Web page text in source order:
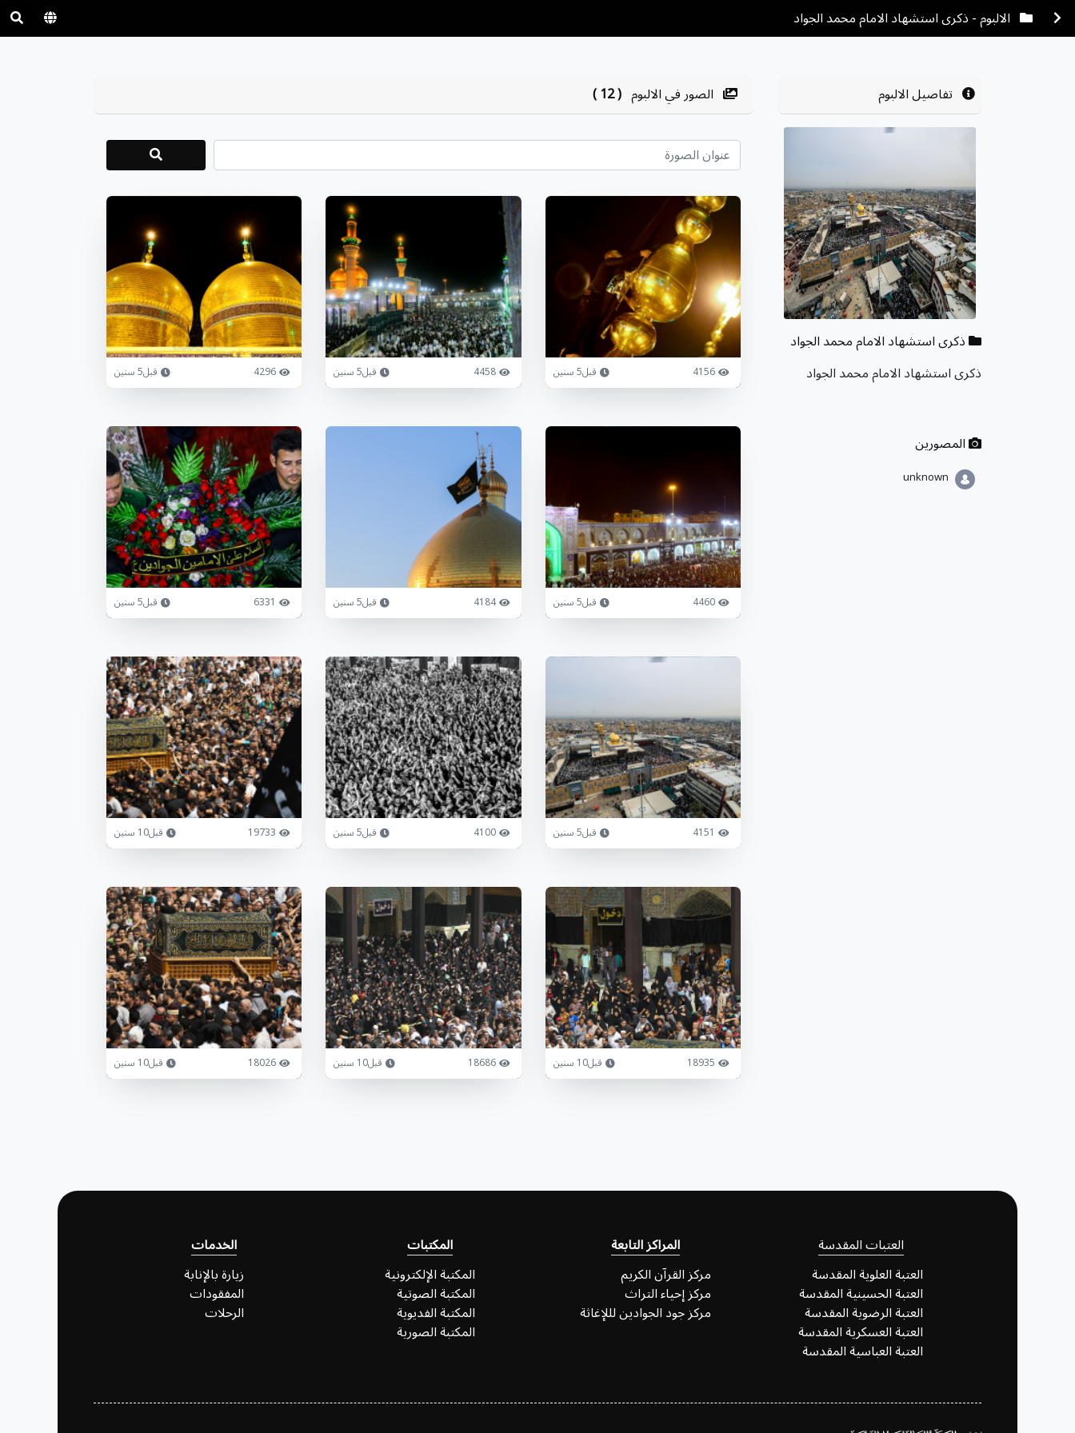
الالبوم - ذكرى استشهاد الامام محمد الجواد
تفاصيل الالبوم
ذكرى استشهاد الامام محمد الجواد
ذكرى استشهاد الامام محمد الجواد
المصورين
unknown
الصور في الالبوم ( 12 )
4156 قبل5 سنين 4458 قبل5 سنين 4296 قبل5 سنين
4460 قبل5 سنين 4184 قبل5 سنين 6331 قبل5 سنين
4151 قبل5 سنين 4100 قبل5 سنين 19733 قبل10 سنين
18935 قبل10 سنين 18686 قبل10 سنين 18026 قبل10 سنين
العتبات المقدسة
العتبة العلوية المقدسة
العتبة الحسينية المقدسة
العتبة الرضوية المقدسة
العتبة العسكرية المقدسة
العتبة العباسية المقدسة
المراكز التابعة
مركز القرآن الكريم
مركز إحياء التراث
مركز جود الجوادين لللإغاثة
المكتبات
المكتبة الإلكترونية
المكتبة الصوتية
المكتبة الفديوية
المكتبة الصورية
الخدمات
زيارة بالإنابة
المفقودات
الرحلات